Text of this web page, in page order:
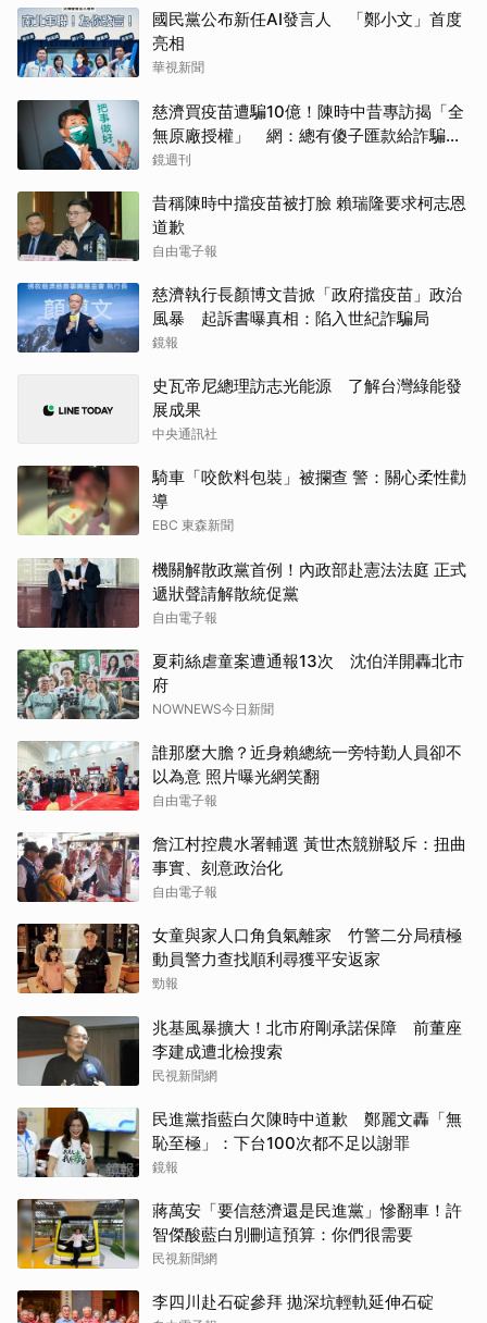
國民黨公布新任AI發言人 「鄭小文」首度
亮相
華視新聞
慈濟買疫苗遭騙10億！陳時中昔專訪揭「全
無原廠授權」 網：總有傻子匯款給詐騙集
團
鏡週刊
昔稱陳時中擋疫苗被打臉 賴瑞隆要求柯志恩
道歉
自由電子報
慈濟執行長顏博文昔掀「政府擋疫苗」政治
風暴 起訴書曝真相：陷入世紀詐騙局
鏡報
史瓦帝尼總理訪志光能源 了解台灣綠能發
展成果
中央通訊社
騎車「咬飲料包裝」被攔查 警：關心柔性勸
導
EBC 東森新聞
機關解散政黨首例！內政部赴憲法法庭 正式
遞狀聲請解散統促黨
自由電子報
夏莉絲虐童案遭通報13次 沈伯洋開轟北市
府
NOWNEWS今日新聞
誰那麼大膽？近身賴總統一旁特勤人員卻不
以為意 照片曝光網笑翻
自由電子報
詹江村控農水署輔選 黃世杰競辦駁斥：扭曲
事實、刻意政治化
自由電子報
女童與家人口角負氣離家 竹警二分局積極
動員警力查找順利尋獲平安返家
勁報
兆基風暴擴大！北市府剛承諾保障 前董座
李建成遭北檢搜索
民視新聞網
民進黨指藍白欠陳時中道歉 鄭麗文轟「無
恥至極」：下台100次都不足以謝罪
鏡報
蔣萬安「要信慈濟還是民進黨」慘翻車！許
智傑酸藍白別刪這預算：你們很需要
民視新聞網
李四川赴石碇參拜 拋深坑輕軌延伸石碇